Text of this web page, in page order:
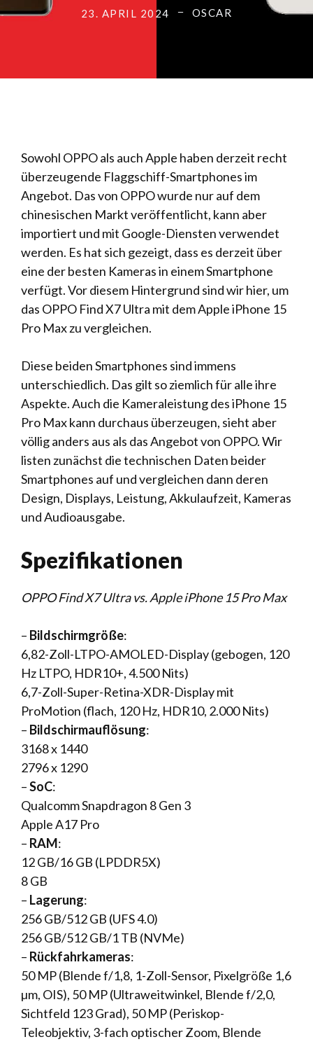
23. APRIL 2024 OSCAR
Sowohl OPPO als auch Apple haben derzeit recht
überzeugende Flaggschiff-Smartphones im
Angebot. Das von OPPO wurde nur auf dem
chinesischen Markt veröffentlicht, kann aber
importiert und mit Google-Diensten verwendet
werden. Es hat sich gezeigt, dass es derzeit über
eine der besten Kameras in einem Smartphone
verfügt. Vor diesem Hintergrund sind wir hier, um
das OPPO Find X7 Ultra mit dem Apple iPhone 15
Pro Max zu vergleichen.
Diese beiden Smartphones sind immens
unterschiedlich. Das gilt so ziemlich für alle ihre
Aspekte. Auch die Kameraleistung des iPhone 15
Pro Max kann durchaus überzeugen, sieht aber
völlig anders aus als das Angebot von OPPO. Wir
listen zunächst die technischen Daten beider
Smartphones auf und vergleichen dann deren
Design, Displays, Leistung, Akkulaufzeit, Kameras
und Audioausgabe.
Spezifikationen
OPPO Find X7 Ultra vs. Apple iPhone 15 Pro Max
– Bildschirmgröße:
6,82-Zoll-LTPO-AMOLED-Display (gebogen, 120
Hz LTPO, HDR10+, 4.500 Nits)
6,7-Zoll-Super-Retina-XDR-Display mit
ProMotion (flach, 120 Hz, HDR10, 2.000 Nits)
– Bildschirmauflösung:
3168 x 1440
2796 x 1290
–SoC:
Qualcomm Snapdragon 8 Gen 3
Apple A17 Pro
– RAM:
12 GB/16 GB (LPDDR5X)
8 GB
– Lagerung:
256 GB/512 GB (UFS 4.0)
256 GB/512 GB/1 TB (NVMe)
– Rückfahrkameras:
50 MP (Blende f/1,8, 1-Zoll-Sensor, Pixelgröße 1,6
µm, OIS), 50 MP (Ultraweitwinkel, Blende f/2,0,
Sichtfeld 123 Grad), 50 MP (Periskop-
Teleobjektiv, 3-fach optischer Zoom, Blende